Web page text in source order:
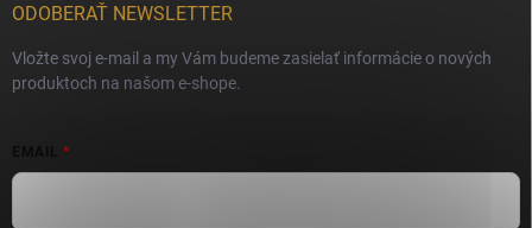
ODOBERAŤ NEWSLETTER
Vložte svoj e-mail a my Vám budeme zasielať informácie o nových
produktoch na našom e-shope.